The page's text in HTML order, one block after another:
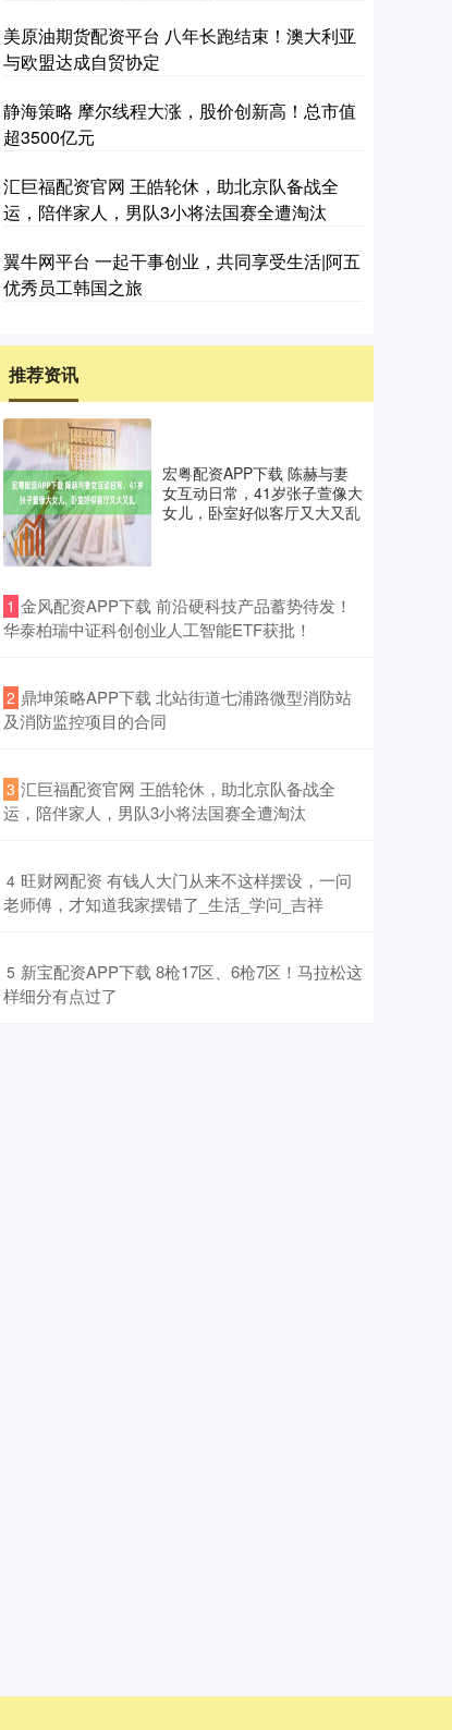
美原油期货配资平台 八年长跑结束！澳大利亚
与欧盟达成自贸协定
静海策略 摩尔线程大涨，股价创新高！总市值
超3500亿元
汇巨福配资官网 王皓轮休，助北京队备战全
运，陪伴家人，男队3小将法国赛全遭淘汰
翼牛网平台 一起干事创业，共同享受生活|阿五
优秀员工韩国之旅
推荐资讯
宏粤配资APP下载 陈赫与妻
女互动日常，41岁张子萱像大
女儿，卧室好似客厅又大又乱
1 ​金风配资APP下载 前沿硬科技产品蓄势待发！
华泰柏瑞中证科创创业人工智能ETF获批！
2 ​鼎坤策略APP下载 北站街道七浦路微型消防站
及消防监控项目的合同
3 ​汇巨福配资官网 王皓轮休，助北京队备战全
运，陪伴家人，男队3小将法国赛全遭淘汰
4 ​旺财网配资 有钱人大门从来不这样摆设，一问
老师傅，才知道我家摆错了_生活_学问_吉祥
5 ​新宝配资APP下载 8枪17区、6枪7区！马拉松这
样细分有点过了